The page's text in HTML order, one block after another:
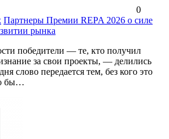
0
Партнеры Премии REPA 2026 о силе
рынка
победители — те, кто получил
за свои проекты, — делились
слово передается тем, без кого это
бы…